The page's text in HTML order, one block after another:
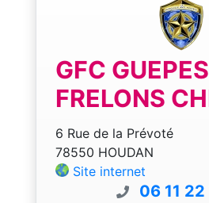
GFC GUEPES
FRELONS
6 Rue de la Prévoté
78550 HOUDAN
Site internet
06 11